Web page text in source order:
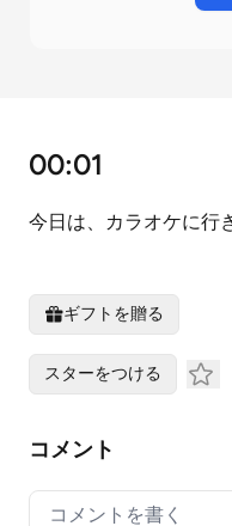
00:01
今日は、カラオケに行
ギフトを贈る
スターをつける
コメント
Your comment